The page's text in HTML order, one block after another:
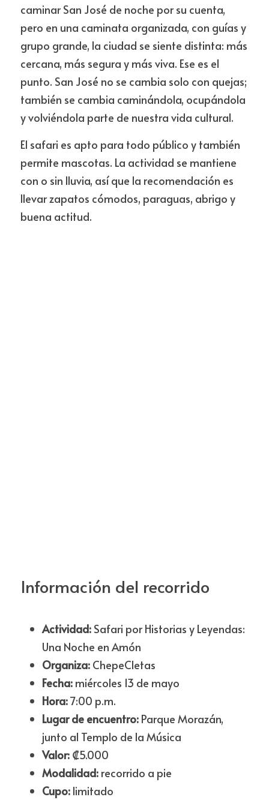
caminar San José de noche por su cuenta,
pero en una caminata organizada, con guías y
grupo grande, la ciudad se siente distinta: más
cercana, más segura y más viva. Ese es el
punto. San José no se cambia solo con quejas;
también se cambia caminándola, ocupándola
y volviéndola parte de nuestra vida cultural.
El safari es apto para todo público y también
permite mascotas. La actividad se mantiene
con o sin lluvia, así que la recomendación es
llevar zapatos cómodos, paraguas, abrigo y
buena actitud.
Información del recorrido
Actividad: Safari por Historias y Leyendas:
Una Noche en Amón
Organiza: ChepeCletas
Fecha: miércoles 13 de mayo
Hora: 7:00 p.m.
Lugar de encuentro: Parque Morazán,
junto al Templo de la Música
Valor: ₡5.000
Modalidad: recorrido a pie
Cupo: limitado